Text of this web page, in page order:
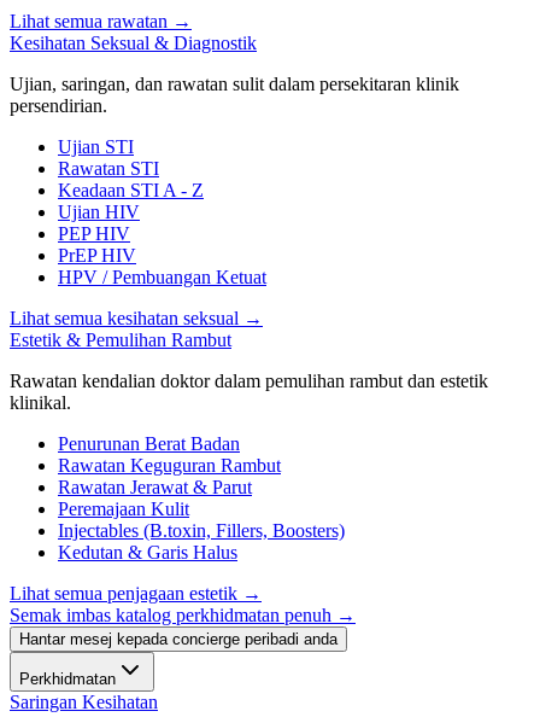
Lihat semua rawatan →
Kesihatan Seksual & Diagnostik
Ujian, saringan, dan rawatan sulit dalam persekitaran klinik
persendirian.
Ujian STI
Rawatan STI
Keadaan STI A - Z
Ujian HIV
PEP HIV
PrEP HIV
HPV / Pembuangan Ketuat
Lihat semua kesihatan seksual →
Estetik & Pemulihan Rambut
Rawatan kendalian doktor dalam pemulihan rambut dan estetik
klinikal.
Penurunan Berat Badan
Rawatan Keguguran Rambut
Rawatan Jerawat & Parut
Peremajaan Kulit
Injectables (B.toxin, Fillers, Boosters)
Kedutan & Garis Halus
Lihat semua penjagaan estetik →
Semak imbas katalog perkhidmatan penuh →
Hantar mesej kepada concierge peribadi anda
Perkhidmatan
Saringan Kesihatan